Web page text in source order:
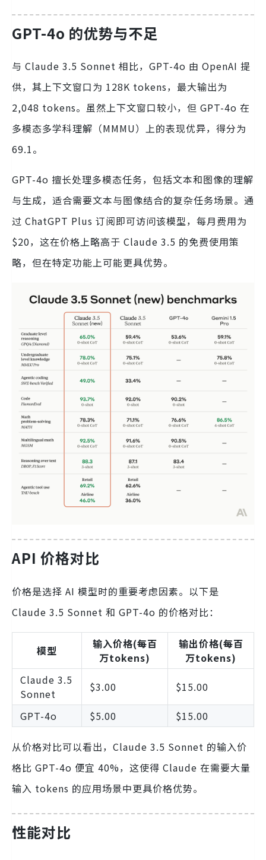
GPT-4o 的优势与不足
与 Claude 3.5 Sonnet 相比，GPT-4o 由 OpenAI 提
供，其上下文窗口为 128K tokens，最大输出为
2,048 tokens。虽然上下文窗口较小，但 GPT-4o 在
多模态多学科理解（MMMU）上的表现优异，得分为
69.1。
GPT-4o 擅长处理多模态任务，包括文本和图像的理解
与生成，适合需要文本与图像结合的复杂任务场景。通
过 ChatGPT Plus 订阅即可访问该模型，每月费用为
$20，这在价格上略高于 Claude 3.5 的免费使用策
略，但在特定功能上可能更具优势。
API 价格对比
价格是选择 AI 模型时的重要考虑因素。以下是
Claude 3.5 Sonnet 和 GPT-4o 的价格对比：
模型
输入价格(每百
万tokens)
输出价格(每百
万tokens)
Claude 3.5
Sonnet
$3.00 $15.00
GPT-4o $5.00 $15.00
从价格对比可以看出，Claude 3.5 Sonnet 的输入价
格比 GPT-4o 便宜 40%，这使得 Claude 在需要大量
输入 tokens 的应用场景中更具价格优势。
性能对比